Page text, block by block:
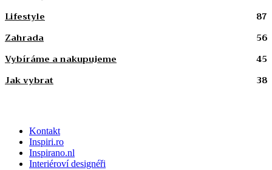
Lifestyle
87
Zahrada
56
Vybíráme a nakupujeme
45
Jak vybrat
38
Kontakt
Inspiri.ro
Inspirano.nl
Interiéroví designéři